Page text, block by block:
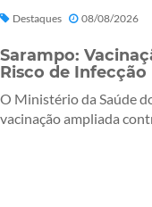
Destaques 08/08/2026
Sarampo:
Risco de Infecção
O Ministério da Saúde
vacinação ampliada